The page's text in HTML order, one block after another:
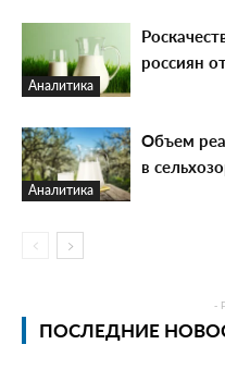
Аналитика
россиян
Аналитика
Объем
в
-
ПОСЛЕДНИЕ